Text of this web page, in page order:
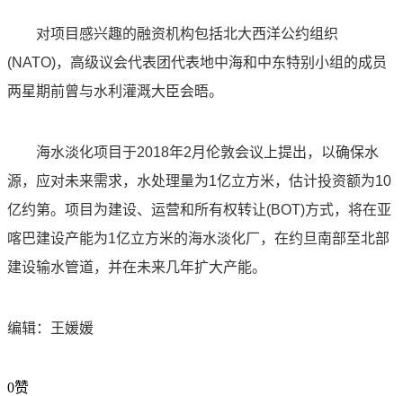
对项目感兴趣的融资机构包括北大西洋公约组织
(NATO)，高级议会代表团代表地中海和中东特别小组的成员
两星期前曾与水利灌溉大臣会晤。
海水淡化项目于2018年2月伦敦会议上提出，以确保水
源，应对未来需求，水处理量为1亿立方米，估计投资额为10
亿约第。项目为建设、运营和所有权转让(BOT)方式，将在亚
喀巴建设产能为1亿立方米的海水淡化厂，在约旦南部至北部
建设输水管道，并在未来几年扩大产能。
编辑：王媛媛
0赞